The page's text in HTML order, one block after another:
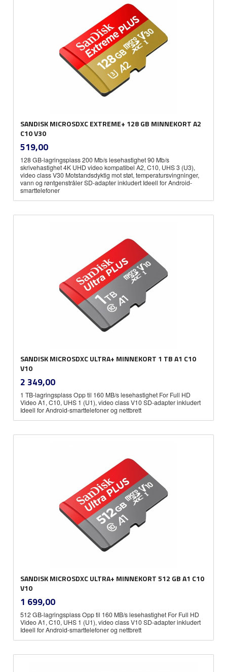
SANDISK MICROSDXC EXTREME+ 128 GB MINNEKORT A2
C10 V30
Pris
519,00mva.
128 GB-lagringsplass 200 Mb/s lesehastighet 90 Mb/s
skrivehastighet 4K UHD video kompatibel A2, C10, UHS 3 (U3),
video class V30 Motstandsdyktig mot støt, temperatursvingninger,
vann og røntgenstråler SD-adapter inkludert Ideell for Android-
smarttelefoner
SANDISK MICROSDXC ULTRA+ MINNEKORT 1 TB A1 C10
V10
Pris
2 349,00mva.
1 TB-lagringsplass Opp til 160 MB/s lesehastighet For Full HD
Video A1, C10, UHS 1 (U1), video class V10 SD-adapter inkludert
Ideell for Android-smarttelefoner og nettbrett
SANDISK MICROSDXC ULTRA+ MINNEKORT 512 GB A1 C10
V10
Pris
1 699,00mva.
512 GB-lagringsplass Opp til 160 MB/s lesehastighet For Full HD
Video A1, C10, UHS 1 (U1), video class V10 SD-adapter inkludert
Ideell for Android-smarttelefoner og nettbrett